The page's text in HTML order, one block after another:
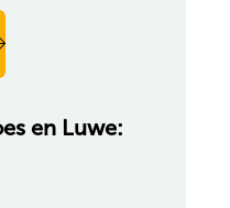
en Luwe: